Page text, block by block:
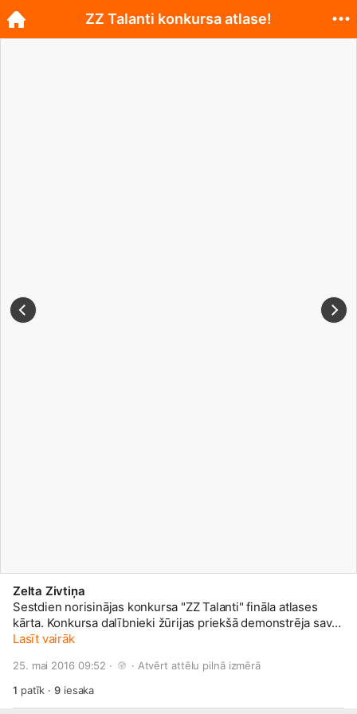
Zelta Zivtiņa
Sestdien norisinājas konkursa "ZZ Talanti" fināla atlases
kārta. Konkursa dalībnieki žūrijas priekšā demonstrēja savas
prasmes dziedāšanā, muzicēšanā, dejošanā, zīmēšanā,
Apsveicam talantīgos jauniešus, kuri jau 28. maijā cīnīsies
par galveno balvu - 1000 eiro sava talanta attīstīšanai.
Lasīt vairāk
25. mai 2016 09:52 · · Atvērt attēlu pilnā izmērā
1 patīk ·9iesaka
ZZ Talanti konkursa atlase!